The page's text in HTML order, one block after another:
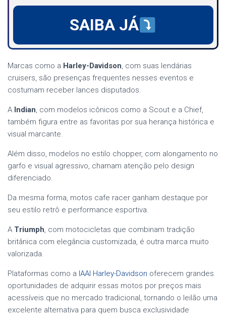
SAIBA JÁ
Marcas como a Harley-Davidson, com suas lendárias
cruisers, são presenças frequentes nesses eventos e
costumam receber lances disputados.
A Indian, com modelos icônicos como a Scout e a Chief,
também figura entre as favoritas por sua herança histórica e
visual marcante.
Além disso, modelos no estilo chopper, com alongamento no
garfo e visual agressivo, chamam atenção pelo design
diferenciado.
Da mesma forma, motos cafe racer ganham destaque por
seu estilo retrô e performance esportiva.
A Triumph, com motocicletas que combinam tradição
britânica com elegância customizada, é outra marca muito
valorizada.
Plataformas como a IAAI Harley-Davidson oferecem grandes
oportunidades de adquirir essas motos por preços mais
acessíveis que no mercado tradicional, tornando o leilão uma
excelente alternativa para quem busca exclusividade